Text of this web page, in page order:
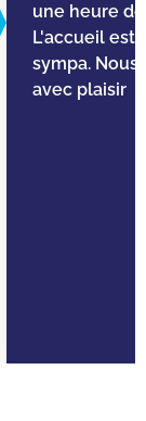
une heure
L'accueil est
sympa.
avec plaisir